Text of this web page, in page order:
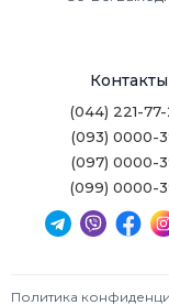
Контакты
(044) 221-
(093) 0000-
(097) 0000-
(099) 0000-
Политика